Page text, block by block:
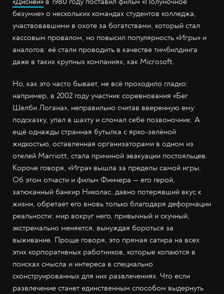
безумие» о нескольких командах студентов колледжа,
участвовавшими в охоте за богатствами, который стал
кассовым провалом, но повысил популярность «Игры» и
аналогов: её стали проводить в качестве тимбилдинга
даже в таких крупных компаниях, как Microsoft.
Но, как это часто бывает, не всё проходило гладко:
например, в 2002 году участник соревнования «Бег
Шелби Логана», неправильно считав вверенную ему
подсказку, упал в шахту и сломал себе позвоночник. А
ещё однажды странная бутылка с ярко-зелёной
жидкостью, оставленная организаторами в одном из
отелей Marriott, стала причиной эвакуации постояльцев.
Короче говоря, «Игра» вышла за пределы самой игры.
Об этом отчасти и фильм Финчера — его герой,
затюканный банкир Николас, давно потерявший вкус к
жизни, обретает его вновь только благодаря деформации
реальности: мир вокруг него, привычный и скучный,
экстремально меняется, вынуждая бороться за
выживание. Проще говоря, это прямая сатира на всех
этих корпоративных работников, которые копаются в
поисках смысла и интереса в специально
сконструированных для них развлечениях. Что если
развлечение станет единственным способом выдернуть